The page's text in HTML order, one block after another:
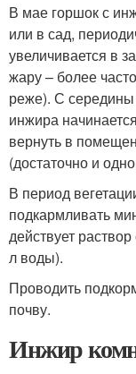
В мае горшок с
или в сад,
увеличивается в
жару – более
реже). С середины
инжира
вернуть в
(достаточно и
В период
подкармливать
действует
л воды).
Проводить
почву.
Инжир